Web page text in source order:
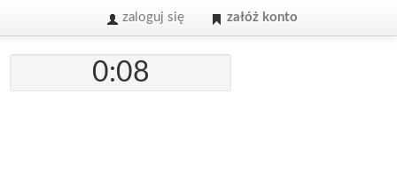
zaloguj się załóż konto
0:08